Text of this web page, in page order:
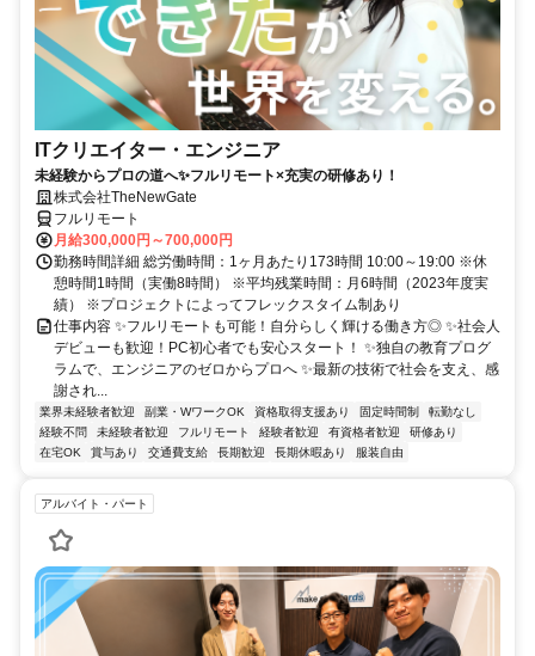
ITクリエイター・エンジニア
未経験からプロの道へ✨フルリモート×充実の研修あり！
株式会社TheNewGate
フルリモート
月給300,000円～700,000円
勤務時間詳細 総労働時間：1ヶ月あたり173時間 10:00～19:00 ※休
憩時間1時間（実働8時間） ※平均残業時間：月6時間（2023年度実
績） ※プロジェクトによってフレックスタイム制あり
仕事内容 ✨フルリモートも可能！自分らしく輝ける働き方◎ ✨社会人
デビューも歓迎！PC初心者でも安心スタート！ ✨独自の教育プログ
ラムで、エンジニアのゼロからプロへ ✨最新の技術で社会を支え、感
謝され...
業界未経験者歓迎 副業・WワークOK 資格取得支援あり 固定時間制
転勤なし
経験不問
未経験者歓迎 フルリモート 経験者歓迎 有資格者歓迎
研修あり
在宅OK
賞与あり 交通費支給 長期歓迎 長期休暇あり 服装自由
アルバイト・パート